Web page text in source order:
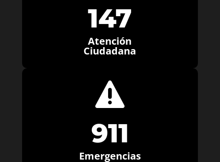
147
Atención
Ciudadana

911
Emergencias